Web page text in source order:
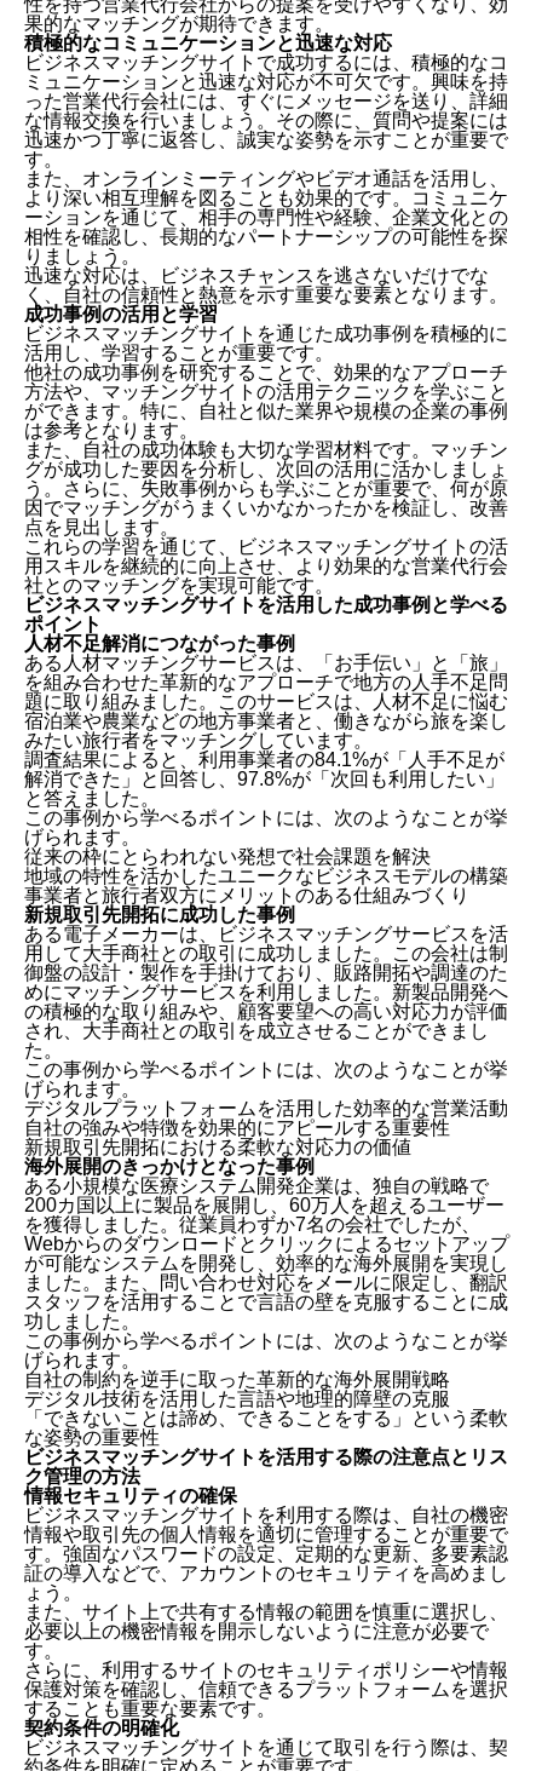
性を持つ営業代行会社からの提案を受けやすくなり、効
果的なマッチングが期待できます。
積極的なコミュニケーションと迅速な対応
ビジネスマッチングサイトで成功するには、積極的なコ
ミュニケーションと迅速な対応が不可欠です。興味を持
った営業代行会社には、すぐにメッセージを送り、詳細
な情報交換を行いましょう。その際に、質問や提案には
迅速かつ丁寧に返答し、誠実な姿勢を示すことが重要で
す。
また、オンラインミーティングやビデオ通話を活用し、
より深い相互理解を図ることも効果的です。コミュニケ
ーションを通じて、相手の専門性や経験、企業文化との
相性を確認し、長期的なパートナーシップの可能性を探
りましょう。
迅速な対応は、ビジネスチャンスを逃さないだけでな
く、自社の信頼性と熱意を示す重要な要素となります。
成功事例の活用と学習
ビジネスマッチングサイトを通じた成功事例を積極的に
活用し、学習することが重要です。
他社の成功事例を研究することで、効果的なアプローチ
方法や、マッチングサイトの活用テクニックを学ぶこと
ができます。特に、自社と似た業界や規模の企業の事例
は参考となります。
また、自社の成功体験も大切な学習材料です。マッチン
グが成功した要因を分析し、次回の活用に活かしましょ
う。さらに、失敗事例からも学ぶことが重要で、何が原
因でマッチングがうまくいかなかったかを検証し、改善
点を見出します。
これらの学習を通じて、ビジネスマッチングサイトの活
用スキルを継続的に向上させ、より効果的な営業代行会
社とのマッチングを実現可能です。
ビジネスマッチングサイトを活用した成功事例と学べる
ポイント
人材不足解消につながった事例
ある人材マッチングサービスは、「お手伝い」と「旅」
を組み合わせた革新的なアプローチで地方の人手不足問
題に取り組みました。このサービスは、人材不足に悩む
宿泊業や農業などの地方事業者と、働きながら旅を楽し
みたい旅行者をマッチングしています。
調査結果によると、利用事業者の84.1%が「人手不足が
解消できた」と回答し、97.8%が「次回も利用したい」
と答えました。
この事例から学べるポイントには、次のようなことが挙
げられます。
従来の枠にとらわれない発想で社会課題を解決
地域の特性を活かしたユニークなビジネスモデルの構築
事業者と旅行者双方にメリットのある仕組みづくり
新規取引先開拓に成功した事例
ある電子メーカーは、ビジネスマッチングサービスを活
用して大手商社との取引に成功しました。この会社は制
御盤の設計・製作を手掛けており、販路開拓や調達のた
めにマッチングサービスを利用しました。新製品開発へ
の積極的な取り組みや、顧客要望への高い対応力が評価
され、大手商社との取引を成立させることができまし
た。
この事例から学べるポイントには、次のようなことが挙
げられます。
デジタルプラットフォームを活用した効率的な営業活動
自社の強みや特徴を効果的にアピールする重要性
新規取引先開拓における柔軟な対応力の価値
海外展開のきっかけとなった事例
ある小規模な医療システム開発企業は、独自の戦略で
200カ国以上に製品を展開し、60万人を超えるユーザー
を獲得しました。従業員わずか7名の会社でしたが、
Webからのダウンロードとクリックによるセットアップ
が可能なシステムを開発し、効率的な海外展開を実現し
ました。また、問い合わせ対応をメールに限定し、翻訳
スタッフを活用することで言語の壁を克服することに成
功しました。
この事例から学べるポイントには、次のようなことが挙
げられます。
自社の制約を逆手に取った革新的な海外展開戦略
デジタル技術を活用した言語や地理的障壁の克服
「できないことは諦め、できることをする」という柔軟
な姿勢の重要性
ビジネスマッチングサイトを活用する際の注意点とリス
ク管理の方法
情報セキュリティの確保
ビジネスマッチングサイトを利用する際は、自社の機密
情報や取引先の個人情報を適切に管理することが重要で
す。強固なパスワードの設定、定期的な更新、多要素認
証の導入などで、アカウントのセキュリティを高めまし
ょう。
また、サイト上で共有する情報の範囲を慎重に選択し、
必要以上の機密情報を開示しないように注意が必要で
す。
さらに、利用するサイトのセキュリティポリシーや情報
保護対策を確認し、信頼できるプラットフォームを選択
することも重要な要素です。
契約条件の明確化
ビジネスマッチングサイトを通じて取引を行う際は、契
約条件を明確に定めることが重要です。